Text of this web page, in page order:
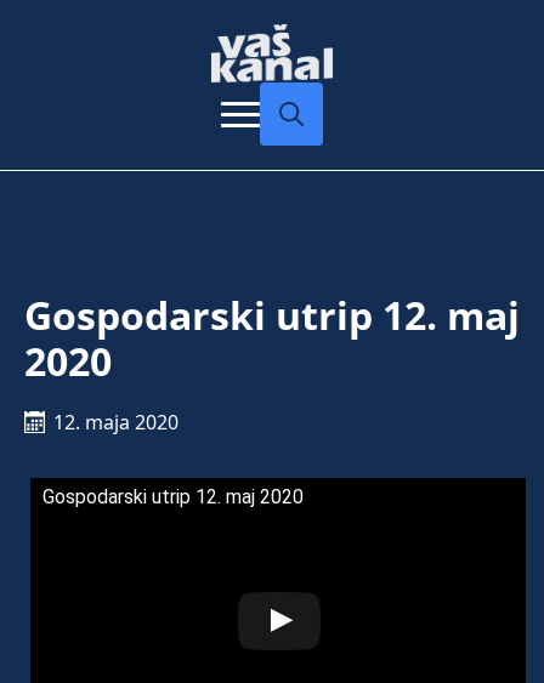
Gospodarski utrip 12. maj
2020
12. maja 2020
Gospodarski utrip 12. maj 2020